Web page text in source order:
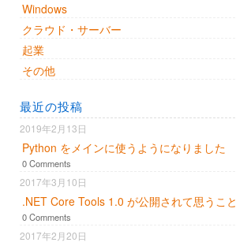
Windows
クラウド・サーバー
起業
その他
最近の投稿
2019年2月13日
Python をメインに使うようになりました
0 Comments
2017年3月10日
.NET Core Tools 1.0 が公開されて思うこと
0 Comments
2017年2月20日